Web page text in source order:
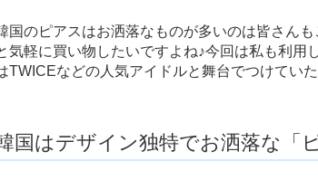
J
O
A
H
ア
-
国のピアスはお洒落なものが多いのは皆さん
気軽に買い物したいですよね♪今回は私も利用
TWICEなどの人気アイドルと舞台でつけてい
国はデザイン独特でお洒落な「